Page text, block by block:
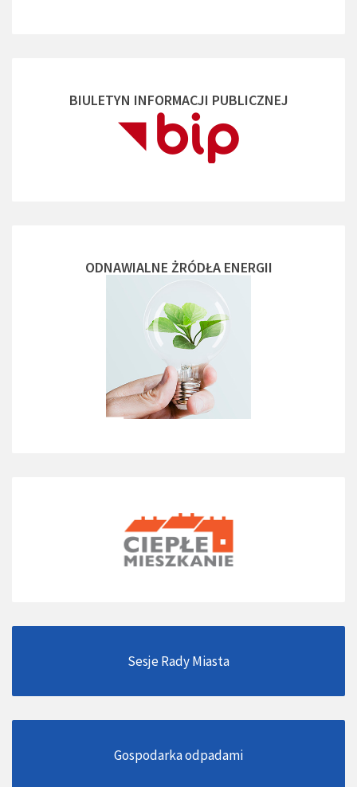
BIULETYN INFORMACJI PUBLICZNEJ
ODNAWIALNE ŻRÓDŁA ENERGII
Sesje Rady Miasta
Gospodarka odpadami